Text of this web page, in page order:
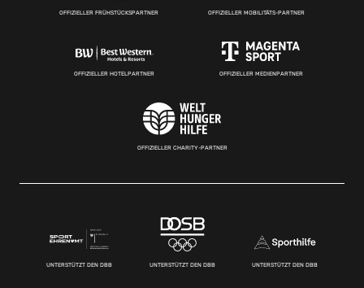
OFFIZIELLER FRÜHSTÜCKSPARTNER OFFIZIELLER MOBILITÄTS-PARTNER
OFFIZIELLER HOTELPARTNER OFFIZIELLER MEDIENPARTNER
OFFIZIELLER CHARITY-PARTNER
UNTERSTÜTZT DEN DBB UNTERSTÜTZT DEN DBB UNTERSTÜTZT DEN DBB